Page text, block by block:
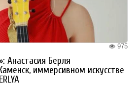
975
Анастасия Берля
иммерсивном искусстве